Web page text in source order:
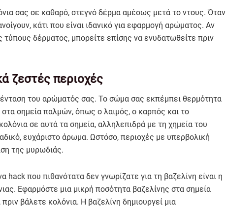
σας σε καθαρό, στεγνό δέρμα αμέσως μετά το ντους. Όταν
κάτι που είναι ιδανικό για εφαρμογή αρώματος. Αν
τύπους δέρματος, μπορείτε επίσης να ενυδατωθείτε πριν
ζεστές περιοχές
ένταση του αρώματός σας. Το σώμα σας εκπέμπει θερμότητα
στα σημεία παλμών, όπως ο λαιμός, ο καρπός και το
σε αυτά τα σημεία, αλληλεπιδρά με τη χημεία του
ευχάριστο άρωμα. Ωστόσο, περιοχές με υπερβολική
της μυρωδιάς.
hack που πιθανότατα δεν γνωρίζατε για τη βαζελίνη είναι η
Εφαρμόστε μια μικρή ποσότητα βαζελίνης στα σημεία
βάλετε κολόνια. Η βαζελίνη δημιουργεί μια